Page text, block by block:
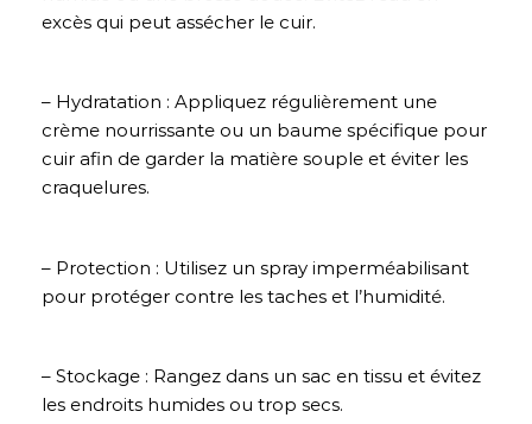
excès qui peut assécher le cuir.
– Hydratation : Appliquez régulièrement une
crème nourrissante ou un baume spécifique pour
cuir afin de garder la matière souple et éviter les
craquelures.
– Protection : Utilisez un spray imperméabilisant
pour protéger contre les taches et l’humidité.
– Stockage : Rangez dans un sac en tissu et évitez
les endroits humides ou trop secs.